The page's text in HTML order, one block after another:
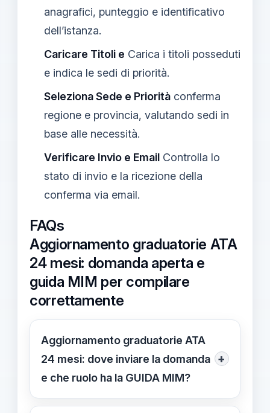
anagrafici, punteggio e identificativo
dell’istanza.
Caricare Titoli e Carica i titoli posseduti
e indica le sedi di priorità.
Seleziona Sede e Priorità conferma
regione e provincia, valutando sedi in
base alle necessità.
Verificare Invio e Email Controlla lo
stato di invio e la ricezione della
conferma via email.
FAQs
Aggiornamento graduatorie ATA
24 mesi: domanda aperta e
guida MIM per compilare
correttamente
Aggiornamento graduatorie ATA
24 mesi: dove inviare la domanda
e che ruolo ha la GUIDA MIM?
+
L'aggiornamento è disponibile online